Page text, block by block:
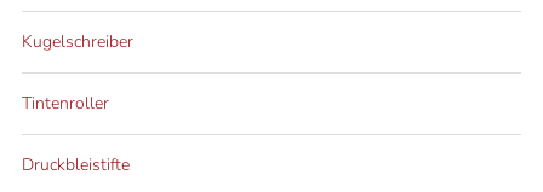
Kugelschreiber
Tintenroller
Druckbleistifte